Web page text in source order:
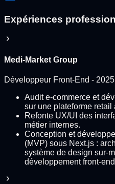
Expériences
Medi-Market Group
Développeur Front-End - 2025
Audit e-commerce et
sur une plateforme retail
Refonte UX/UI des
métier internes.
Conception et
(MVP) sous Next.js :
système de design sur-
développement front-